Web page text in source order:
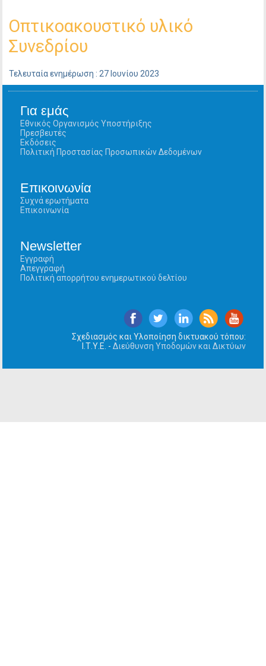
Οπτικοακουστικό υλικό
Συνεδρίου
Τελευταία ενημέρωση : 27 Ιουνίου 2023
Για εμάς
Εθνικός Οργανισμός Υποστήριξης
Πρεσβευτές
Εκδόσεις
Πολιτική Προστασίας Προσωπικών Δεδομένων
Επικοινωνία
Συχνά ερωτήματα
Επικοινωνία
Newsletter
Εγγραφή
Απεγγραφή
Πολιτική απορρήτου ενημερωτικού δελτίου
Σχεδιασμός και Υλοποίηση δικτυακού τόπου:
Ι.Τ.Υ.Ε. - Διεύθυνση Υποδομών και Δικτύων